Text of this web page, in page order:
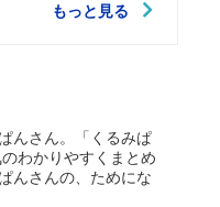
もっと見る
んさん。「くるみぱ
わかりやすくまとめ
んさんの、ためにな